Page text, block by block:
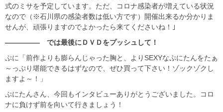
式のミサを予定しています。ただ、コロナ感染者が増えている状況
なので（※石川県の感染者数は低い方です）開催出来るか分かりま
せんが、頑張りますのでよかったら来てくださいね！｣
――――― では最後にＤＶＤをプッシュして！
ぷに「前作よりも膨らんじゃった胸と、よりSEXYなぷにたんをたぁ
～っぷり堪能できるはずなので、ぜひ買って下さい！ゾックゾクし
ますよ～！」
ぷにたんさん、今回もインタビューありがとうございました。コロ
ナに負けず前を向いて行きましょう！